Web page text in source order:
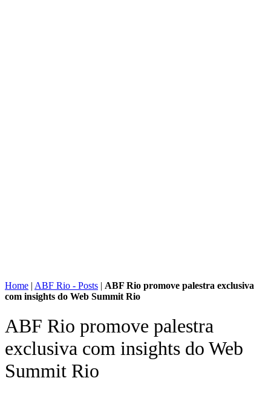
Home | ABF Rio - Posts | ABF Rio promove palestra exclusiva
com insights do Web Summit Rio
ABF Rio promove palestra
exclusiva com insights do Web
Summit Rio